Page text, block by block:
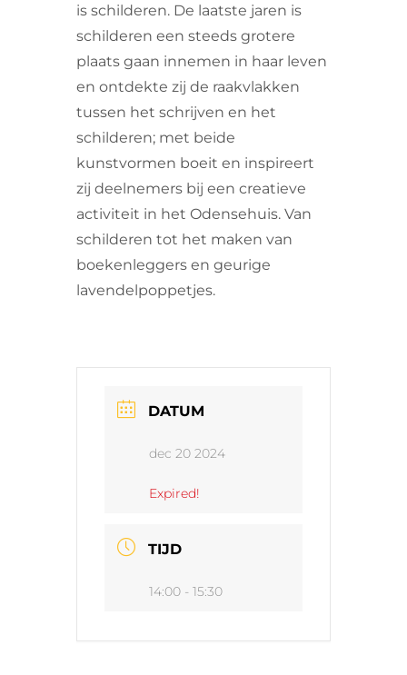
is schilderen. De laatste jaren is
schilderen een steeds grotere
plaats gaan innemen in haar leven
en ontdekte zij de raakvlakken
tussen het schrijven en het
schilderen; met beide
kunstvormen boeit en inspireert
zij deelnemers bij een creatieve
activiteit in het Odensehuis. Van
schilderen tot het maken van
boekenleggers en geurige
lavendelpoppetjes.
DATUM
dec 20 2024
Expired!
TIJD
14:00 - 15:30